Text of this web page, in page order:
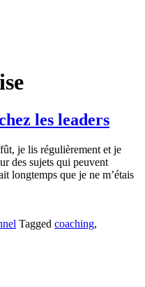
les leaders
je lis régulièrement et je
des sujets qui peuvent
longtemps que je ne m’étais
Tagged coaching,